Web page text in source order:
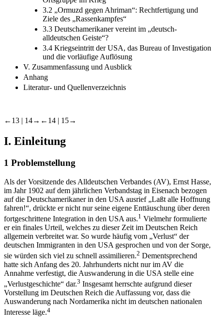
3.2 „Ormuzd gegen Ahriman“: Rechtfertigung und
Ziele des „Rassenkampfes“
3.3 Deutschamerikaner vereint im „deutsch-
alldeutschen Geiste“?
3.4 Kriegseintritt der USA, das Bureau of Investigation
und die vorläufige Auflösung
V. Zusammenfassung und Ausblick
Anhang
Literatur- und Quellenverzeichnis
←13 | 14→ ←14 | 15→
I. Einleitung
1 Problemstellung
Als der Vorsitzende des Alldeutschen Verbandes (AV), Ernst Hasse,
im Jahr 1902 auf dem jährlichen Verbandstag in Eisenach bezogen
auf die Deutschamerikaner in den USA ausrief „Laßt alle Hoffnung
fahren!“, drückte er nicht nur seine eigene Enttäuschung über deren
fortgeschrittene Integration in den USA aus.1 Vielmehr formulierte
er ein finales Urteil, welches zu dieser Zeit im Deutschen Reich
allgemein verbreitet war. So wurde häufig vom „Verlust“ der
deutschen Immigranten in den USA gesprochen und von der Sorge,
sie würden sich viel zu schnell assimilieren.2 Dementsprechend
hatte sich Anfang des 20. Jahrhunderts nicht nur im AV die
Annahme verfestigt, die Auswanderung in die USA stelle eine
„Verlustgeschichte“ dar.3 Insgesamt herrschte aufgrund dieser
Vorstellung im Deutschen Reich die Auffassung vor, dass die
Auswanderung nach Nordamerika nicht im deutschen nationalen
Interesse läge.4